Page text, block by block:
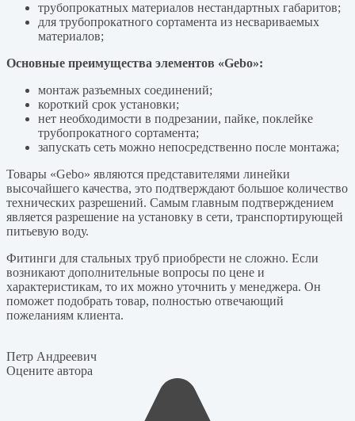
трубопрокатных материалов нестандартных габаритов;
для трубопрокатного сортамента из несвариваемых
материалов;
Основные преимущества элементов «Gebo»:
монтаж разъемных соединений;
короткий срок установки;
нет необходимости в подрезании, пайке, поклейке
трубопрокатного сортамента;
запускать сеть можно непосредственно после монтажа;
Товары «Gebo» являются представителями линейки
высочайшего качества, это подтверждают большое количество
технических разрешений. Самым главным подтверждением
является разрешение на установку в сети, транспортирующей
питьевую воду.
Фитинги для стальных труб приобрести не сложно. Если
возникают дополнительные вопросы по цене и
характеристикам, то их можно уточнить у менеджера. Он
поможет подобрать товар, полностью отвечающий
пожеланиям клиента.
Петр Андреевич
Оцените автора